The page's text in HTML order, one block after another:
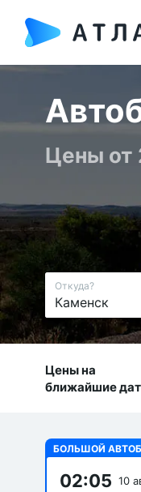
Цены от
Откуда?
Цены на
ближайшие
БОЛЬШОЙ
02:05 10